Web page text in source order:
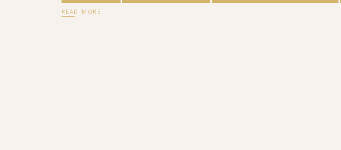
READ MORE